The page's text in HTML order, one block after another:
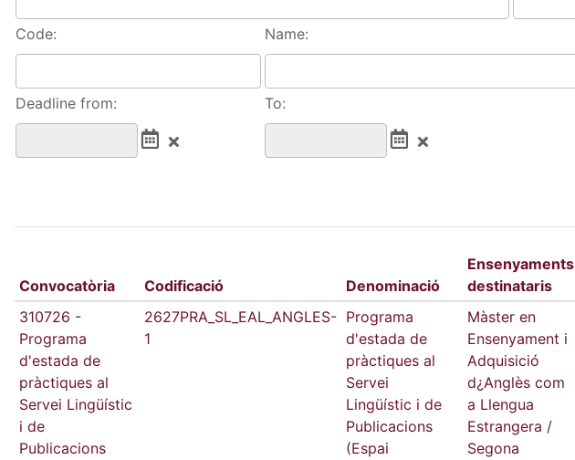
Code: Name:
Deadline from: To:
Convocatòria Codificació Denominació
Ensenyaments
destinataris
310726 -
Programa
d'estada de
pràctiques al
Servei Lingüístic
i de
Publicacions
2627PRA_SL_EAL_ANGLES-
1
Programa
d'estada de
pràctiques al
Servei
Lingüístic i de
Publicacions
(Espai
Màster en
Ensenyament i
Adquisició
d¿Anglès com
a Llengua
Estrangera /
Segona